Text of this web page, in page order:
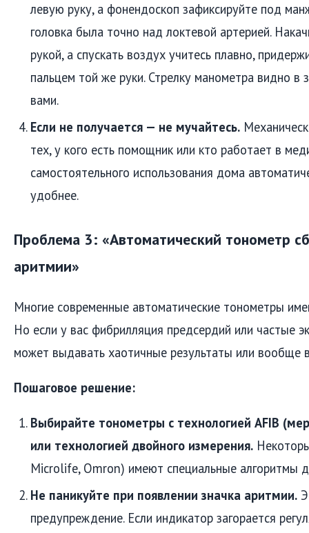
левую руку, а фонендоскоп зафиксируйте под
головка была точно над локтевой артерией.
рукой, а спускать воздух учитесь плавно,
пальцем той же руки. Стрелку манометра видно в
вами.
Если не получается — не мучайтесь.
тех, у кого есть помощник или кто работает в
самостоятельного использования дома
удобнее.
Проблема 3: «Автоматический тонометр
аритмии»
Многие современные автоматические тонометры
Но если у вас фибрилляция предсердий или частые
может выдавать хаотичные результаты или вообще
Пошаговое решение:
Выбирайте тонометры с технологией AFIB
или технологией двойного измерения.
Microlife, Omron) имеют специальные алгоритмы
Не паникуйте при появлении значка аритмии.
предупреждение. Если индикатор загорается